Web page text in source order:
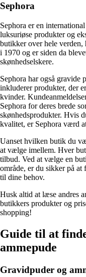
Sephora
Sephora er en
luksuriøse produkter og
butikker over hele verden,
i 1970 og er siden da
skønhedselskere.
Sephora har også gravide
inkluderer produkter, der
kvinder.
Sephora for deres brede
skønhedsprodukter. Hvis
kvalitet, er Sephora værd
Uanset hvilken butik du
at vælge imellem. Hver
tilbud. Ved at vælge en
område, er du sikker på at
til dine behov.
Husk altid at læse andres
butikkers produkter og
shopping!
Guide til at
ammepude
Gravidpuder og